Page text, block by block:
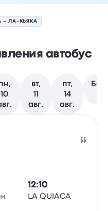
– ЛА-КЬЯКА
автобус
10
вт,
11
авг.
пт,
14
авг.
12:10
LA QUIACA